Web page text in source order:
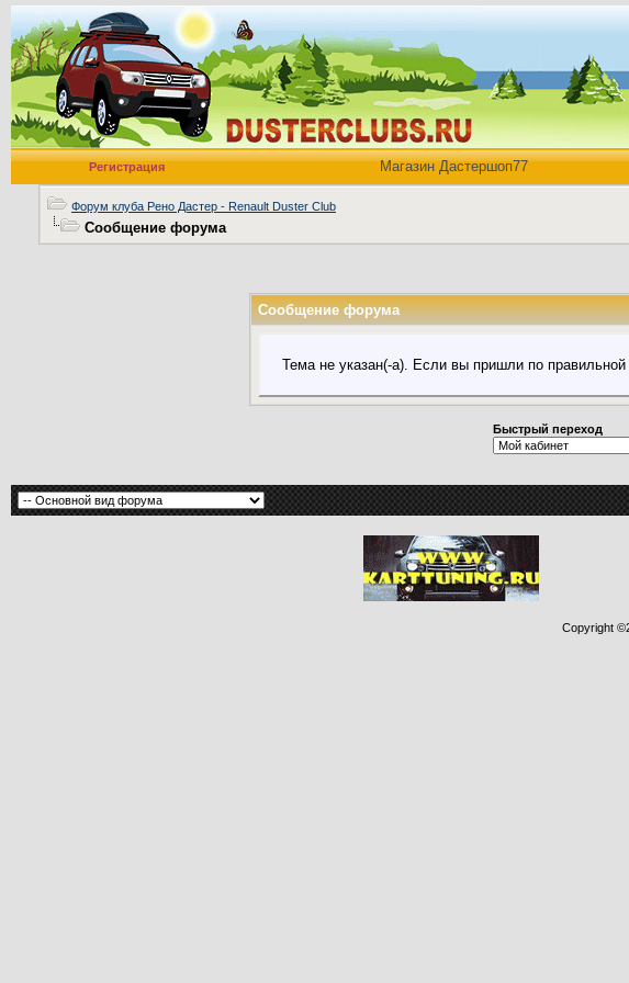
Регистрация Магазин Дастершоп77
Форум клуба Рено Дастер - Renault Duster Club
Сообщение форума
Сообщение форума
Тема не указан(-а). Если вы пришли по
Быстрый переход
Copyright